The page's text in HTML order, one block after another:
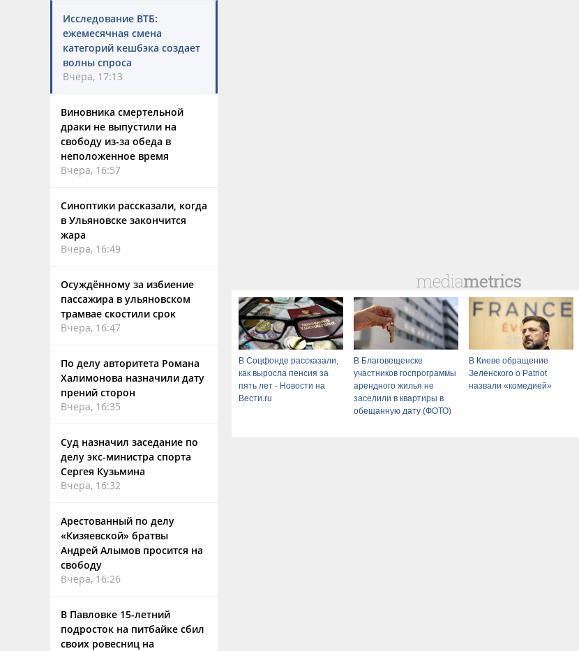
Исследование ВТБ:
ежемесячная смена
категорий кешбэка создает
волны спроса
Вчера, 17:13
Виновника смертельной
драки не выпустили на
свободу из-за обеда в
неположенное время
Вчера, 16:57
Синоптики рассказали, когда
в Ульяновске закончится
жара
Вчера, 16:49
Осуждённому за избиение
пассажира в ульяновском
трамвае скостили срок
Вчера, 16:47
По делу авторитета Романа
Халимонова назначили дату
прений сторон
Вчера, 16:35
Суд назначил заседание по
делу экс-министра спорта
Сергея Кузьмина
Вчера, 16:32
Арестованный по делу
«Кизяевской» братвы
Андрей Алымов просится на
свободу
Вчера, 16:26
В Павловке 15-летний
подросток на питбайке сбил
своих ровесниц на
В Соцфонде рассказали,
как выросла пенсия за
пять лет - Новости на
Вести.ru
В Благовещенске
участников госпрограммы
арендного жилья не
заселили в квартиры в
обещанную дату (ФОТО)
В Киеве обращение
Зеленского о Patriot
назвали «комедией»